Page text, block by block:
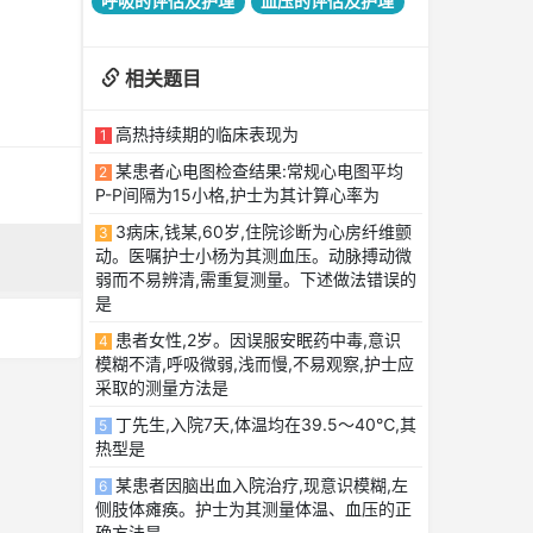
相关题目
1 高热持续期的临床表现为
2 某患者心电图检查结果:常规心电图平均
P-P间隔为15小格,护士为其计算心率为
3 3病床,钱某,60岁,住院诊断为心房纤维颤
动。医嘱护士小杨为其测血压。动脉搏动微
弱而不易辨清,需重复测量。下述做法错误的
是
4 患者女性,2岁。因误服安眠药中毒,意识
模糊不清,呼吸微弱,浅而慢,不易观察,护士应
采取的测量方法是
5 丁先生,入院7天,体温均在39.5～40℃,其
热型是
6 某患者因脑出血入院治疗,现意识模糊,左
侧肢体瘫痪。护士为其测量体温、血压的正